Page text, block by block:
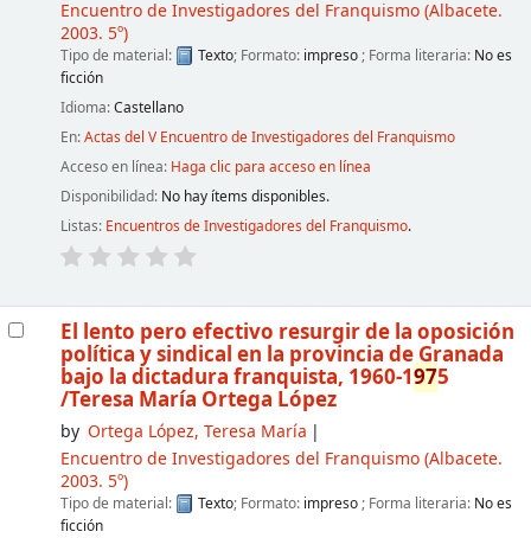
Encuentro de Investigadores del Franquismo(Albacete.
2003. 5º)
Tipo de material: Texto; Formato: impreso ; Forma literaria: No es
ficción
Idioma:Castellano
En:Actas del V Encuentro de Investigadores del Franquismo
Acceso en línea: Haga clic para acceso en línea
Disponibilidad: No hay ítems disponibles.
Listas: Encuentros de Investigadores del Franquismo.
El lento pero efectivo resurgir de la oposición
política y sindical en la provincia de Granada
bajo la dictadura franquista, 1960-1975
/Teresa María Ortega López
by Ortega López, Teresa María
Encuentro de Investigadores del Franquismo(Albacete.
2003. 5º)
Tipo de material: Texto; Formato: impreso ; Forma literaria: No es
ficción